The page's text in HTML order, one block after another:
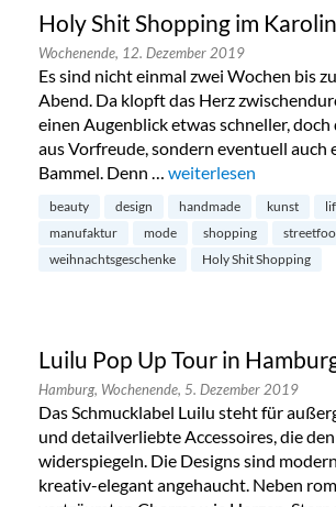
Holy Shit Shopping im
Wochenende, 12. Dezember 2019
Es sind nicht einmal zwei Wochen bis
Abend. Da klopft das Herz
einen Augenblick etwas schneller,
aus Vorfreude, sondern eventuell auch
Bammel. Denn … „Holy Shit Shopping
weiterlesen
beauty design handmade kunst
manufaktur
mode shopping
weihnachtsgeschenke
Holy Shit Shopping
Luilu Pop Up Tour in
Hamburg, Wochenende, 5. Dezember 2019
Das Schmucklabel Luilu steht für
und detailverliebte Accessoires, die
widerspiegeln. Die Designs sind
kreativ-elegant angehaucht. Neben